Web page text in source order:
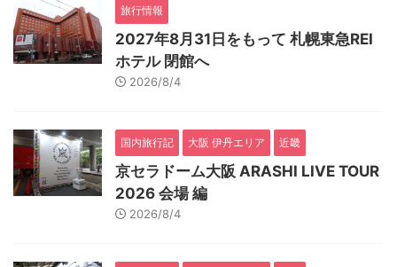
旅行情報
2027年8月31日をもって 札幌東急REI
ホテル 閉館へ
2026/8/4
国内旅行記 大阪 伊丹エリア 近畿
京セラドーム大阪 ARASHI LIVE TOUR
2026 会場 編
2026/8/4